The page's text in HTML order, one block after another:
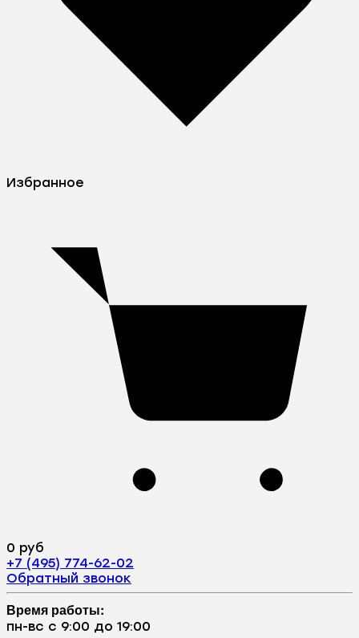
Избранное
0 руб
+7 (495) 774-62-02
Обратный звонок
Время работы:
пн-вс с 9:00 до 19:00